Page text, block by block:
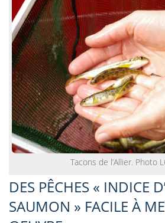
Tacons de l’Allier. Photo
DES PÊCHES « INDICE
SAUMON » FACILE À